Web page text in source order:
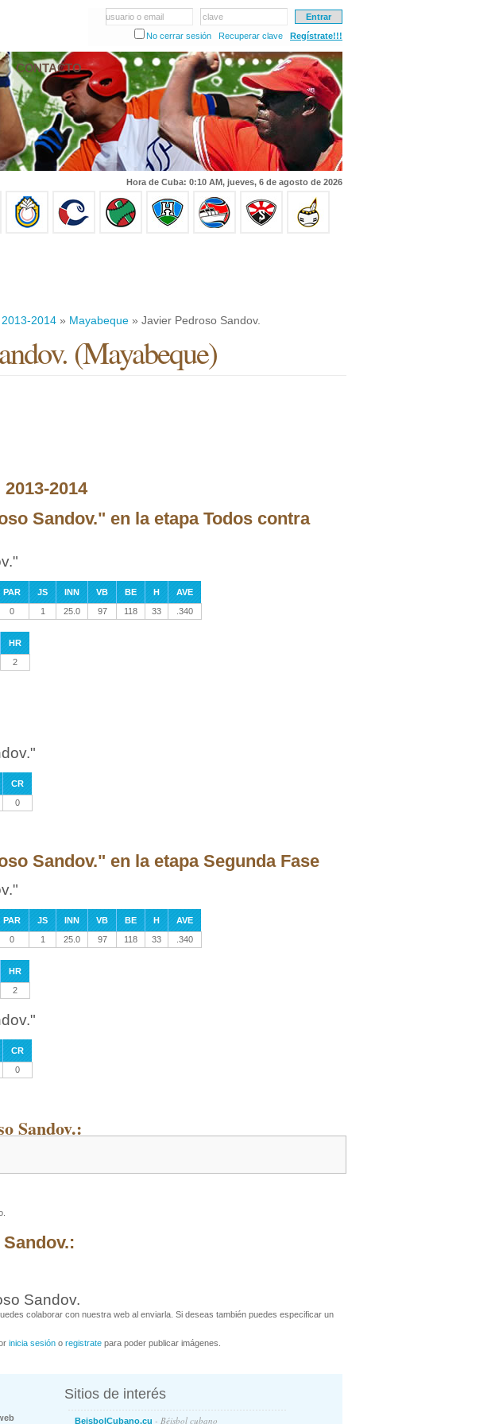
usuario o email
clave
No cerrar sesión
Recuperar clave Regístrate!!!
CONTACTO
Hora de Cuba: 0:10 AM, jueves, 6 de agosto de 2026
2014 » Mayabeque » Javier Pedroso Sandov.
(Mayabeque)
2014
Sandov." en la etapa Todos contra
PAR JS INN VB BE H
AVE
0 1 25.0 97 118 33 .340
HR
2
CR
0
Sandov." en la etapa Segunda Fase
PAR JS INN VB BE H
AVE
0 1 25.0 97 118 33 .340
HR
2
CR
0
Sandov.:
Sandov.
colaborar con nuestra web al enviarla. Si deseas también puedes especificar un
inicia sesión o registrate para poder publicar imágenes.
Sitios de interés
BeisbolCubano.cu - Béisbol cubano